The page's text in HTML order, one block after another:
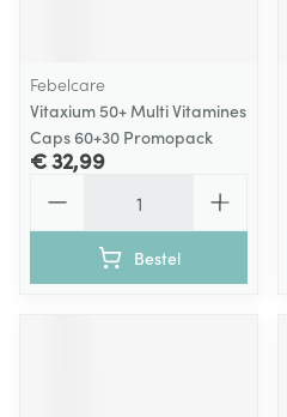
Febelcare
Vitaxium 50+ Multi Vitamines
Caps 60+30 Promopack
€ 32,99
Bestel